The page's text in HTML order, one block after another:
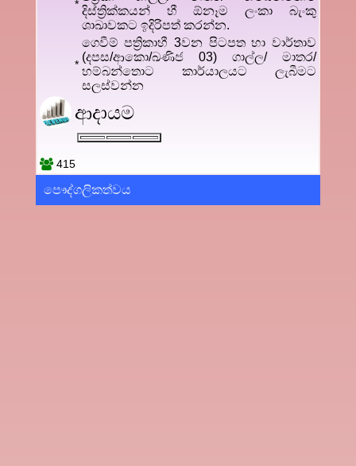
* දිස්ත්‍රික්කයන් හී ඕනෑම ලංකා බැංකු
ශාඛාවකට ඉදිරිපත් කරන්න.
*
ගෙවීම් පත්‍රිකාහී 3වන පිටපත හා වාර්තාව
(දපස/ආකො/ඛණිජ 03) ගාල්ල/ මාතර/
හම්බන්තොට කාර්යාලයට ලැබීමට
සලස්වන්න
ආදායම
415
පෞද්ගලිකත්වය